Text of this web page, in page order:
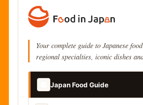
Your complete guide to Japanese food
regional specialties, iconic dishes
Japan Food Guide